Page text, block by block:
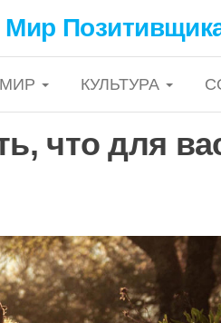
Мир
МИР КУЛЬТУРА
что для